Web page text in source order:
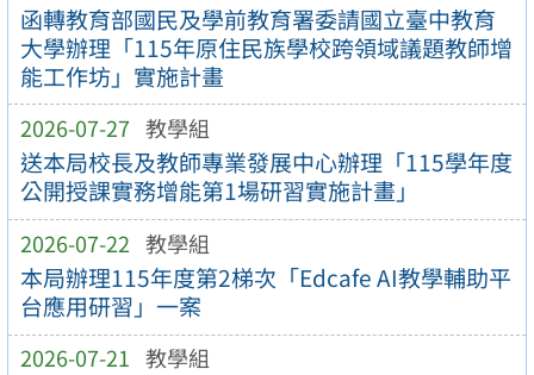
函轉教育部國民及學前教育署委請國立臺中教育
大學辦理「115年原住民族學校跨領域議題教師增
能工作坊」實施計畫
2026-07-27 教學組
送本局校長及教師專業發展中心辦理「115學年度
公開授課實務增能第1場研習實施計畫」
2026-07-22 教學組
本局辦理115年度第2梯次「Edcafe AI教學輔助平
台應用研習」一案
2026-07-21 教學組